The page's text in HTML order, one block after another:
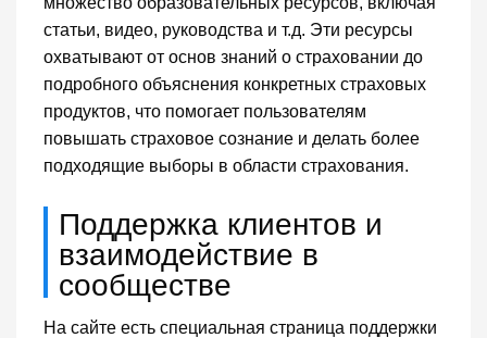
статьи, видео, руководства и т.д. Эти ресурсы
охватывают от основ знаний о страховании до
подробного объяснения конкретных страховых
продуктов, что помогает пользователям
повышать страховое сознание и делать более
подходящие выборы в области страхования.
Поддержка клиентов и
взаимодействие в
сообществе
На сайте есть специальная страница поддержки